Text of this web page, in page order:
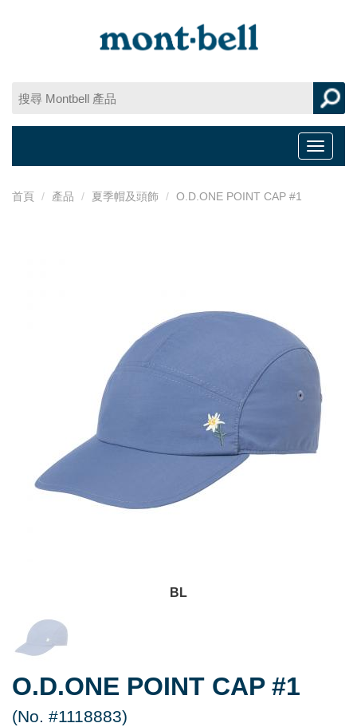
Toggle
首頁 產品 夏季帽及頭飾 O.D.ONE POINT CAP #1
BL
O.D.ONE POINT CAP #1
(No. #1118883)